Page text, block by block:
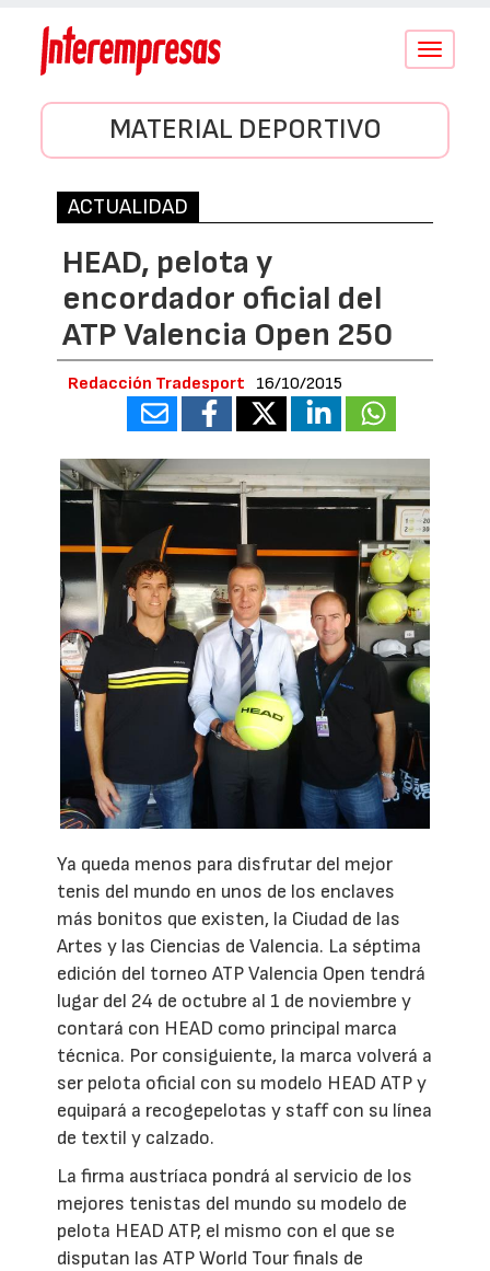
Conmutar
MATERIAL DEPORTIVO
ACTUALIDAD
HEAD, pelota y
encordador oficial del
ATP Valencia Open 250
Redacción Tradesport 16/10/2015
Ya queda menos para disfrutar del mejor
tenis del mundo en unos de los enclaves
más bonitos que existen, la Ciudad de las
Artes y las Ciencias de Valencia. La séptima
edición del torneo ATP Valencia Open tendrá
lugar del 24 de octubre al 1 de noviembre y
contará con HEAD como principal marca
técnica. Por consiguiente, la marca volverá a
ser pelota oficial con su modelo HEAD ATP y
equipará a recogepelotas y staff con su línea
de textil y calzado.
La firma austríaca pondrá al servicio de los
mejores tenistas del mundo su modelo de
pelota HEAD ATP, el mismo con el que se
disputan las ATP World Tour finals de